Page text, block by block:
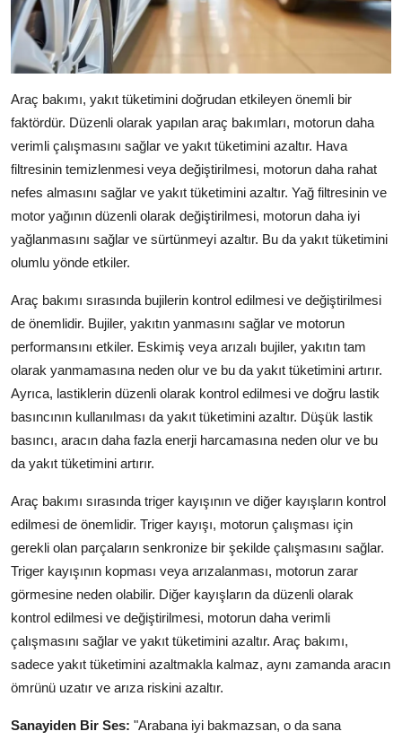
Araç bakımı, yakıt tüketimini doğrudan etkileyen önemli bir
faktördür. Düzenli olarak yapılan araç bakımları, motorun daha
verimli çalışmasını sağlar ve yakıt tüketimini azaltır. Hava
filtresinin temizlenmesi veya değiştirilmesi, motorun daha rahat
nefes almasını sağlar ve yakıt tüketimini azaltır. Yağ filtresinin ve
motor yağının düzenli olarak değiştirilmesi, motorun daha iyi
yağlanmasını sağlar ve sürtünmeyi azaltır. Bu da yakıt tüketimini
olumlu yönde etkiler.
Araç bakımı sırasında bujilerin kontrol edilmesi ve değiştirilmesi
de önemlidir. Bujiler, yakıtın yanmasını sağlar ve motorun
performansını etkiler. Eskimiş veya arızalı bujiler, yakıtın tam
olarak yanmamasına neden olur ve bu da yakıt tüketimini artırır.
Ayrıca, lastiklerin düzenli olarak kontrol edilmesi ve doğru lastik
basıncının kullanılması da yakıt tüketimini azaltır. Düşük lastik
basıncı, aracın daha fazla enerji harcamasına neden olur ve bu
da yakıt tüketimini artırır.
Araç bakımı sırasında triger kayışının ve diğer kayışların kontrol
edilmesi de önemlidir. Triger kayışı, motorun çalışması için
gerekli olan parçaların senkronize bir şekilde çalışmasını sağlar.
Triger kayışının kopması veya arızalanması, motorun zarar
görmesine neden olabilir. Diğer kayışların da düzenli olarak
kontrol edilmesi ve değiştirilmesi, motorun daha verimli
çalışmasını sağlar ve yakıt tüketimini azaltır. Araç bakımı,
sadece yakıt tüketimini azaltmakla kalmaz, aynı zamanda aracın
ömrünü uzatır ve arıza riskini azaltır.
Sanayiden Bir Ses: "Arabana iyi bakmazsan, o da sana